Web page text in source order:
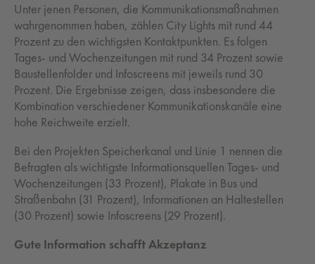
Unter jenen Personen, die Kommunikationsmaßnahmen
wahrgenommen haben, zählen City Lights mit rund 44
Prozent zu den wichtigsten Kontaktpunkten. Es folgen
Tages- und Wochenzeitungen mit rund 34 Prozent sowie
Baustellenfolder und Infoscreens mit jeweils rund 30
Prozent. Die Ergebnisse zeigen, dass insbesondere die
Kombination verschiedener Kommunikationskanäle eine
hohe Reichweite erzielt.
Bei den Projekten Speicherkanal und Linie 1 nennen die
Befragten als wichtigste Informationsquellen Tages- und
Wochenzeitungen (33 Prozent), Plakate in Bus und
Straßenbahn (31 Prozent), Informationen an Haltestellen
(30 Prozent) sowie Infoscreens (29 Prozent).
Gute Information schafft Akzeptanz